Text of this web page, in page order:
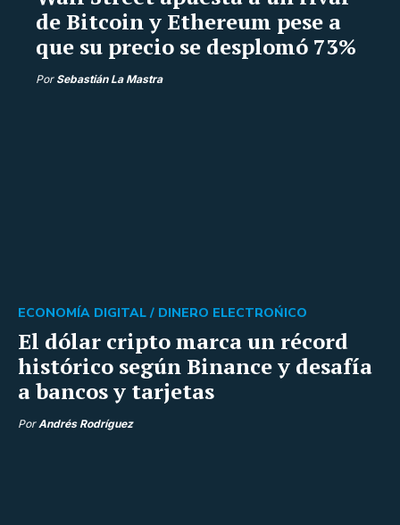
de Bitcoin y Ethereum pese a
que su precio se desplomó 73%
Por Sebastián La Mastra
El dólar cripto marca un récord
histórico según Binance y desafía
a bancos y tarjetas
ECONOMÍA DIGITAL / DINERO ELECTROŃICO
PorAndrés Rodríguez